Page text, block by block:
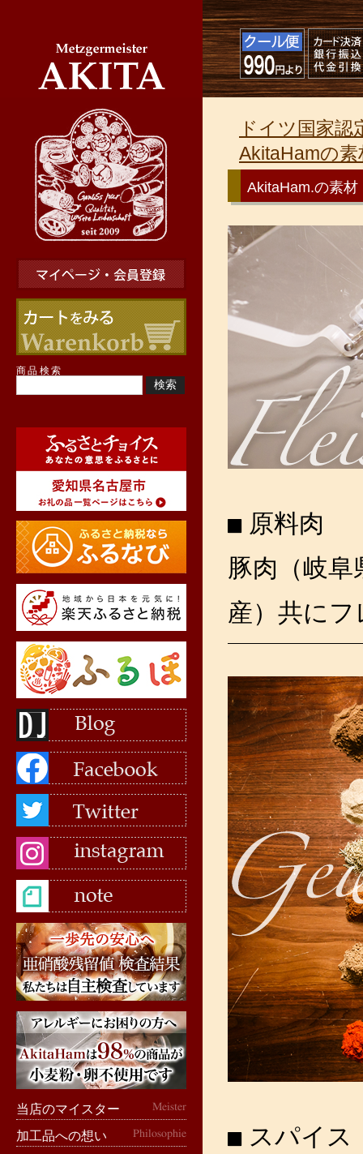
商品検索
当店のマイスター Meister
加工品への想い Philosophie
ドイツ国家
AkitaHamの素
AkitaHam.の素材
原料肉
豚肉（岐
産）共に
スパイス